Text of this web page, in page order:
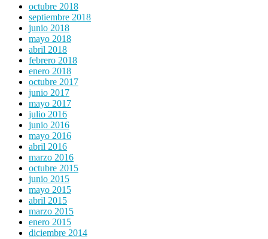
octubre 2018
septiembre 2018
junio 2018
mayo 2018
abril 2018
febrero 2018
enero 2018
octubre 2017
junio 2017
mayo 2017
julio 2016
junio 2016
mayo 2016
abril 2016
marzo 2016
octubre 2015
junio 2015
mayo 2015
abril 2015
marzo 2015
enero 2015
diciembre 2014